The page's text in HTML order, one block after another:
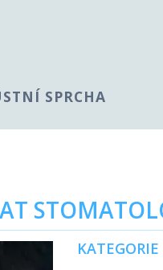
SPRCHA
KATEGORIE